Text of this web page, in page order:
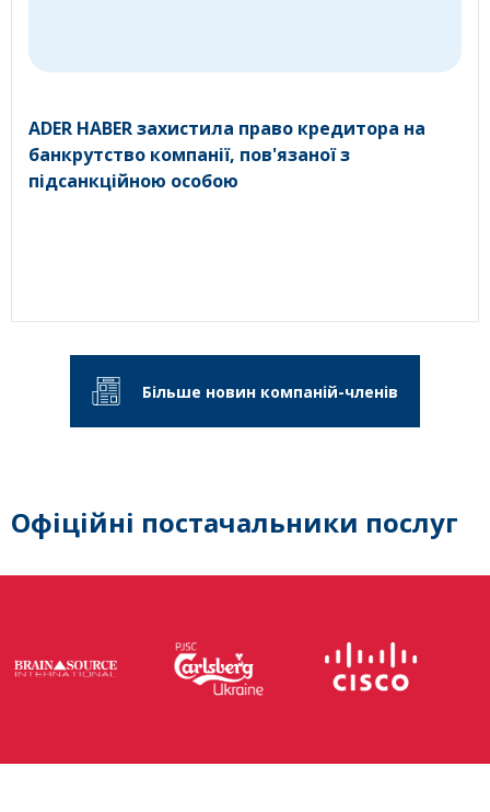
ADER HABER захистила право кредитора на
банкрутство компанії, пов'язаної з
підсанкційною особою
Більше новин компаній-членів
Офіційні постачальники послуг